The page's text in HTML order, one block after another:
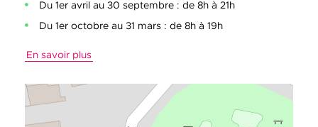
Du 1er avril au 30 septembre : de 8h à 21h
Du 1er octobre au 31 mars : de 8h à 19h
En savoir plus